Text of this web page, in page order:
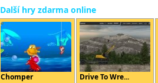
Další hry zdarma online
Chomper Drive To Wre...